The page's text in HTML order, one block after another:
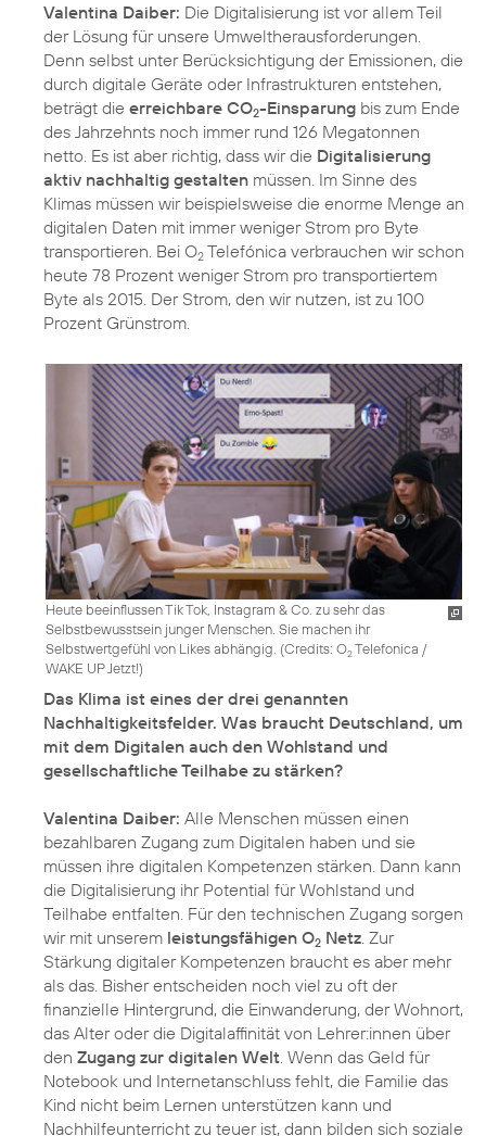
Valentina Daiber: Die Digitalisierung ist vor allem Teil
der Lösung für unsere Umweltherausforderungen.
Denn selbst unter Berücksichtigung der Emissionen, die
durch digitale Geräte oder Infrastrukturen entstehen,
beträgt die erreichbare CO2-Einsparung bis zum Ende
des Jahrzehnts noch immer rund 126 Megatonnen
netto. Es ist aber richtig, dass wir die Digitalisierung
aktiv nachhaltig gestalten müssen. Im Sinne des
Klimas müssen wir beispielsweise die enorme Menge an
digitalen Daten mit immer weniger Strom pro Byte
transportieren. Bei O2 Telefónica verbrauchen wir schon
heute 78 Prozent weniger Strom pro transportiertem
Byte als 2015. Der Strom, den wir nutzen, ist zu 100
Prozent Grünstrom.
Heute beeinflussen Tik Tok, Instagram & Co. zu sehr das
Selbstbewusstsein junger Menschen. Sie machen ihr
Selbstwertgefühl von Likes abhängig. (Credits: O2Telefonica /
WAKE UP Jetzt!)
Das Klima ist eines der drei genannten
Nachhaltigkeitsfelder. Was braucht Deutschland, um
mit dem Digitalen auch den Wohlstand und
gesellschaftliche Teilhabe zu stärken?
Valentina Daiber: Alle Menschen müssen einen
bezahlbaren Zugang zum Digitalen haben und sie
müssen ihre digitalen Kompetenzen stärken. Dann kann
die Digitalisierung ihr Potential für Wohlstand und
Teilhabe entfalten. Für den technischen Zugang sorgen
wir mit unserem leistungsfähigen O2 Netz . Zur
Stärkung digitaler Kompetenzen braucht es aber mehr
als das. Bisher entscheiden noch viel zu oft der
finanzielle Hintergrund, die Einwanderung, der Wohnort,
das Alter oder die Digitalaffinität von Lehrer:innen über
den Zugang zur digitalen Welt . Wenn das Geld für
Notebook und Internetanschluss fehlt, die Familie das
Kind nicht beim Lernen unterstützen kann und
Nachhilfeunterricht zu teuer ist, dann bilden sich soziale